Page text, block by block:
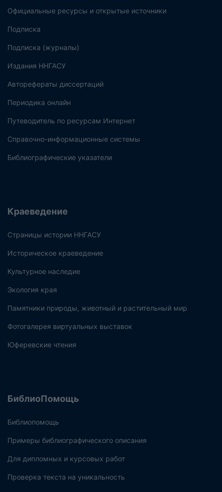
Официальные ресурсы и открытые источники
Подписка
Подписка (журналы)
Издания ННГАСУ
Авторефераты диссертаций
Периодика онлайн
Путеводитель по ресурсам Интернет
Справочно-информационные системы
Библиографические указатели
Краеведение
Страницы истории ННГАСУ
Историческое краеведение
Культурное наследие
Экология края
Памятники природы, животный и растительный мир
Фотогалерея виртуальных выставок
Юферевские чтения
БиблиоПомощь
Библиопомощь
Примеры библиографического описания
Для дипломных и курсовых работ
Проверка текста на уникальность